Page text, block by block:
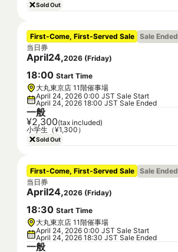
Sold Out
First-Come, First-Served Sale Sale Ended
当日券
April24,2026 (Friday)
18:00 Start Time
大丸東京店 11階催事場
April 24, 2026 0:00 JST Sale Start
April 24, 2026 18:00 JST Sale Ended
一般
¥2,300(tax included)
小学生（¥1,300）
Sold Out
First-Come, First-Served Sale Sale Ended
当日券
April24,2026 (Friday)
18:30 Start Time
大丸東京店 11階催事場
April 24, 2026 0:00 JST Sale Start
April 24, 2026 18:30 JST Sale Ended
一般